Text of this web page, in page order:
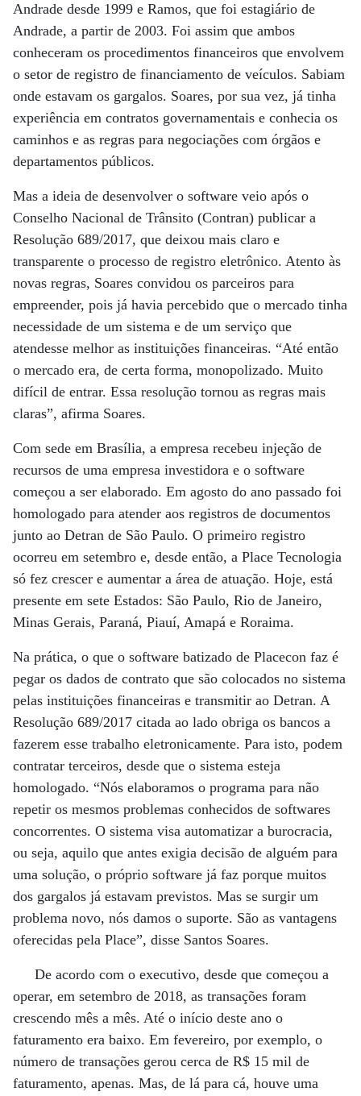
Andrade desde 1999 e Ramos, que foi estagiário de
Andrade, a partir de 2003. Foi assim que ambos
conheceram os procedimentos financeiros que envolvem
o setor de registro de financiamento de veículos. Sabiam
onde estavam os gargalos. Soares, por sua vez, já tinha
experiência em contratos governamentais e conhecia os
caminhos e as regras para negociações com órgãos e
departamentos públicos.
Mas a ideia de desenvolver o software veio após o
Conselho Nacional de Trânsito (Contran) publicar a
Resolução 689/2017, que deixou mais claro e
transparente o processo de registro eletrônico. Atento às
novas regras, Soares convidou os parceiros para
empreender, pois já havia percebido que o mercado tinha
necessidade de um sistema e de um serviço que
atendesse melhor as instituições financeiras. “Até então
o mercado era, de certa forma, monopolizado. Muito
difícil de entrar. Essa resolução tornou as regras mais
claras”, afirma Soares.
Com sede em Brasília, a empresa recebeu injeção de
recursos de uma empresa investidora e o software
começou a ser elaborado. Em agosto do ano passado foi
homologado para atender aos registros de documentos
junto ao Detran de São Paulo. O primeiro registro
ocorreu em setembro e, desde então, a Place Tecnologia
só fez crescer e aumentar a área de atuação. Hoje, está
presente em sete Estados: São Paulo, Rio de Janeiro,
Minas Gerais, Paraná, Piauí, Amapá e Roraima.
Na prática, o que o software batizado de Placecon faz é
pegar os dados de contrato que são colocados no sistema
pelas instituições financeiras e transmitir ao Detran. A
Resolução 689/2017 citada ao lado obriga os bancos a
fazerem esse trabalho eletronicamente. Para isto, podem
contratar terceiros, desde que o sistema esteja
homologado. “Nós elaboramos o programa para não
repetir os mesmos problemas conhecidos de softwares
concorrentes. O sistema visa automatizar a burocracia,
ou seja, aquilo que antes exigia decisão de alguém para
uma solução, o próprio software já faz porque muitos
dos gargalos já estavam previstos. Mas se surgir um
problema novo, nós damos o suporte. São as vantagens
oferecidas pela Place”, disse Santos Soares.
De acordo com o executivo, desde que começou a
operar, em setembro de 2018, as transações foram
crescendo mês a mês. Até o início deste ano o
faturamento era baixo. Em fevereiro, por exemplo, o
número de transações gerou cerca de R$ 15 mil de
faturamento, apenas. Mas, de lá para cá, houve uma